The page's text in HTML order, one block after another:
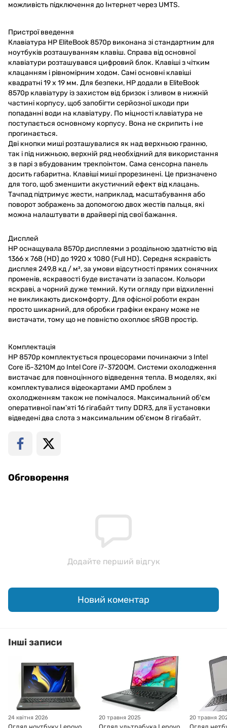
можливість підключення до Інтернет через UMTS.
Пристрої введення
Клавіатура HP EliteBook 8570p виконана зі стандартним для
ноутбуків розташуванням клавіш. Справа від основної
клавіатури розташувався цифровий блок. Клавіші з чітким
клацанням і рівномірним ходом. Самі основні клавіші
квадратні 19 х 19 мм. Для безпеки, HP додали в EliteBook
8570p клавіатуру із захистом від бризок і зливом в нижній
частині корпусу, щоб запобігти серйозної шкоди при
попаданні води на клавіатуру. По міцності клавіатура не
поступається основному корпусу. Вона не скрипить і не
прогинається.
Дві кнопки миші розташувалися як над верхньою гранню,
так і під нижньою, верхній ряд необхідний для використання
з в парі з вбудованим трекпоінтом. Сама сенсорна панель
досить габаритна. Клавіші миші прорезинені. Це призначено
для того, щоб зменшити акустичний ефект від клацань.
Тачпад підтримує жести, наприклад, масштабування або
поворот зображень за допомогою двох жестів пальця, які
можна налаштувати в драйвері під свої бажання.
Дисплей
HP оснащувала 8570p дисплеями з роздільною здатністю від
1366 х 768 (HD) до 1920 х 1080 (Full HD). Середня яскравість
дисплея 249,8 кд / м², за умови відсутності прямих сонячних
променів, яскравості буде вистачати із запасом. Кольори
яскраві, а чорний дуже темний. Кути огляду при відхиленні
не викликають дискомфорту. Для офісної роботи екран
просто шикарний, для обробки графіки екрану може не
вистачати, тому що не повністю охоплює sRGB простір.
Комплектація
HP 8570p комплектується процесорами починаючи з Intel
Core i5-3210M до Intel Core i7-3720QM. Системи охолодження
вистачає для повноцінного відведення тепла. В моделях, які
комплектувалися відеокартами AMD проблем з
охолодженням також не помічалося. Максимальний об'єм
оперативної пам'яті 16 гігабайт типу DDR3, для її установки
відведені два слота з максимальним об'ємом 8 гігабайт.
Обговорення
Додайте перший відгук
Новий коментар
Інші записи
24 квітня 2026 20 травня 2025 20 травня